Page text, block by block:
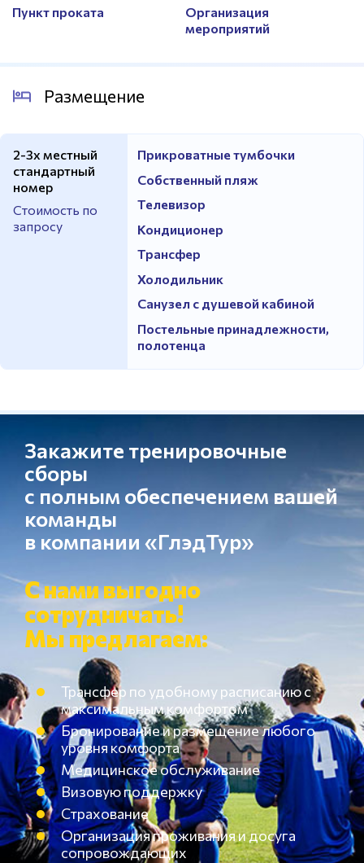
Пункт проката
Организация
мероприятий
Размещение
2-3х местный
стандартный
номер
Стоимость по
запросу
Прикроватные тумбочки
Собственный пляж
Телевизор
Кондиционер
Трансфер
Холодильник
Санузел с душевой кабиной
Постельные принадлежности,
полотенца
Закажите тренировочные
сборы
с полным обеспечением вашей
команды
в компании «ГлэдТур»
С нами выгодно
сотрудничать!
Мы предлагаем:
Трансфер по удобному расписанию с
максимальным комфортом
Бронирование и размещение любого
уровня комфорта
Медицинское обслуживание
Визовую поддержку
Страхование
Организация проживания и досуга
сопровождающих